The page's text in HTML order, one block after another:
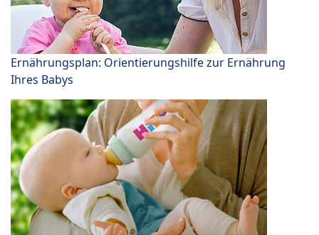
Ernährungsplan: Orientierungshilfe zur Ernährung
Ihres Babys